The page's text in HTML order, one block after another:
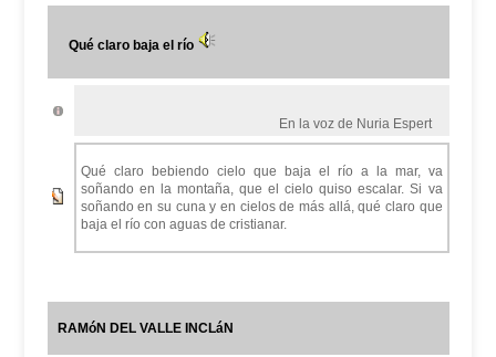
Qué claro baja el río
En la voz de Nuria Espert
Qué claro bebiendo cielo que baja el río a la mar, va
soñando en la montaña, que el cielo quiso escalar. Si va
soñando en su cuna y en cielos de más allá, qué claro que
baja el río con aguas de cristianar.
RAMóN DEL VALLE INCLáN